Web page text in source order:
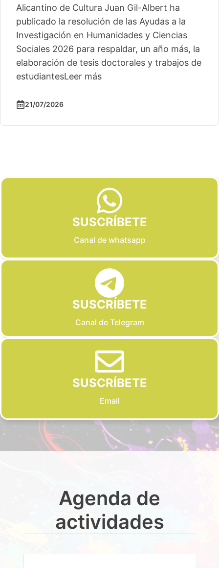
Alicantino de Cultura Juan Gil-Albert ha
publicado la resolución de las Ayudas a la
Investigación en Humanidades y Ciencias
Sociales 2026 para respaldar, un año más, la
elaboración de tesis doctorales y trabajos de
estudiantesLeer más
21/07/2026
SUSCRÍBETE
Canal de whatsapp
SUSCRÍBETE
Canal de Telegram
SUSCRÍBETE
Email
Agenda de
actividades